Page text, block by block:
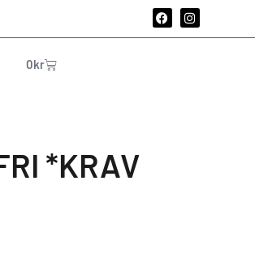
0kr
*KRAV